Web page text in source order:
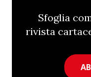
Sfoglia
rivista